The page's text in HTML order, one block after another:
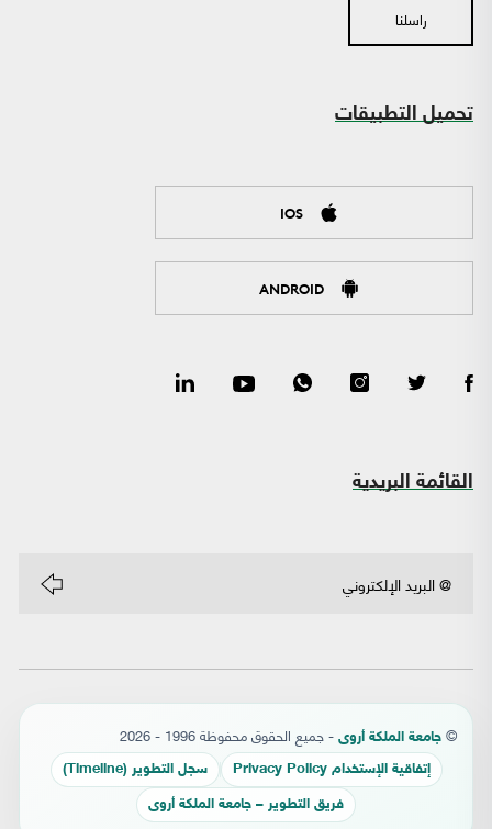
راسلنا
تحميل التطبيقات
IOS
ANDROID
القائمة البريدية
© جامعة الملكة أروى - جميع الحقوق محفوظة 1996 - 2026
إتفاقية الإستخدام Privacy Policy سجل التطوير (Timeline)
فريق التطوير – جامعة الملكة أروى